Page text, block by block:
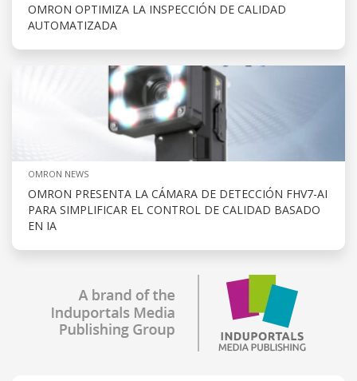
OMRON OPTIMIZA LA INSPECCIÓN DE CALIDAD
AUTOMATIZADA
OMRON NEWS
OMRON PRESENTA LA CÁMARA DE DETECCIÓN FHV7-AI
PARA SIMPLIFICAR EL CONTROL DE CALIDAD BASADO
EN IA